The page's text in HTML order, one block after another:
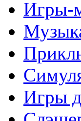
Игры-
Игры